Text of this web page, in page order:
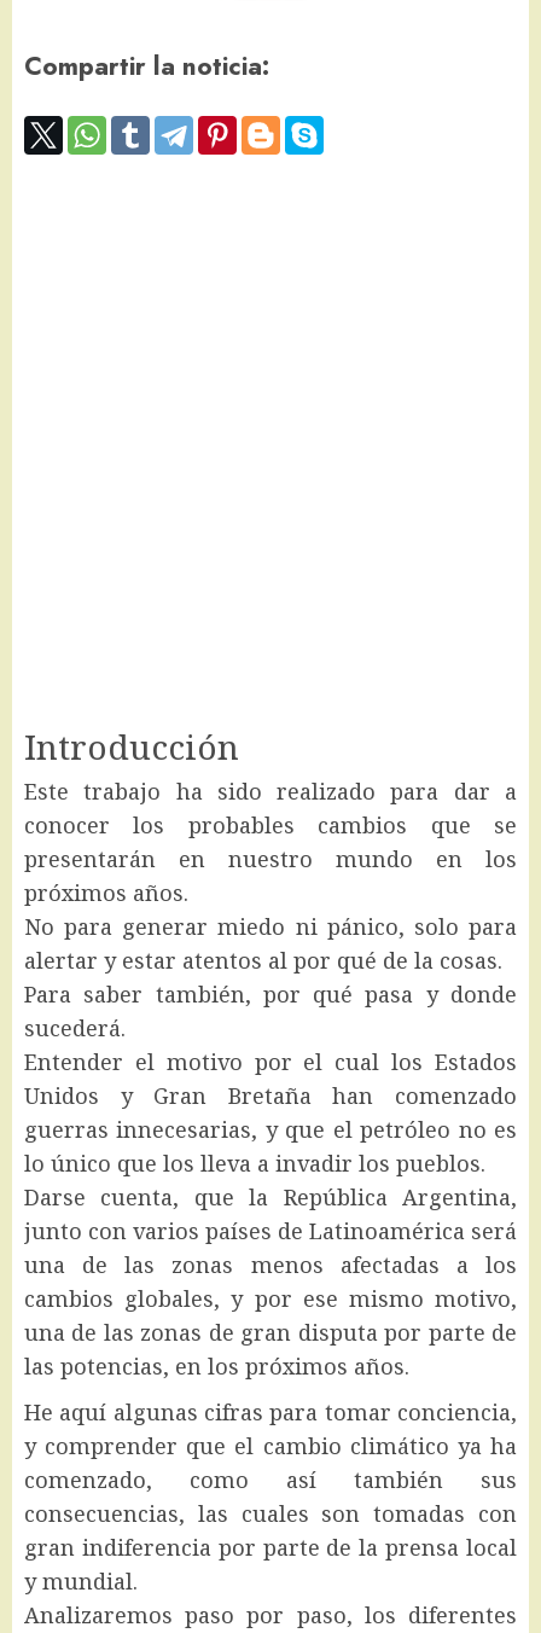
Compartir la noticia:
Introducción
Este trabajo ha sido realizado para dar a
conocer los probables cambios que se
presentarán en nuestro mundo en los
próximos años.
No para generar miedo ni pánico, solo para
alertar y estar atentos al por qué de la cosas.
Para saber también, por qué pasa y donde
sucederá.
Entender el motivo por el cual los Estados
Unidos y Gran Bretaña han comenzado
guerras innecesarias, y que el petróleo no es
lo único que los lleva a invadir los pueblos.
Darse cuenta, que la República Argentina,
junto con varios países de Latinoamérica será
una de las zonas menos afectadas a los
cambios globales, y por ese mismo motivo,
una de las zonas de gran disputa por parte de
las potencias, en los próximos años.
He aquí algunas cifras para tomar conciencia,
y comprender que el cambio climático ya ha
comenzado, como así también sus
consecuencias, las cuales son tomadas con
gran indiferencia por parte de la prensa local
y mundial.
Analizaremos paso por paso, los diferentes